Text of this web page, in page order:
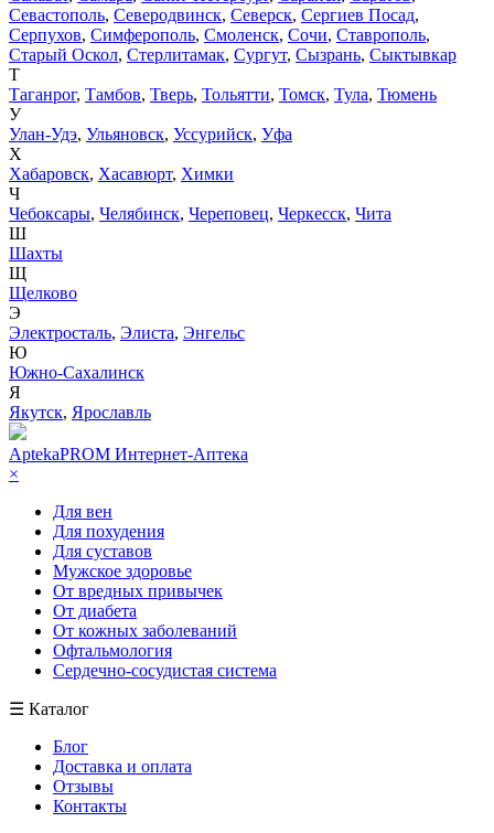
Севастополь, Северодвинск, Северск, Сергиев Посад,
Серпухов, Симферополь, Смоленск, Сочи, Ставрополь,
Старый Оскол, Стерлитамак, Сургут, Сызрань, Сыктывкар
Т
Таганрог, Тамбов, Тверь, Тольятти, Томск, Тула, Тюмень
У
Улан-Удэ, Ульяновск, Уссурийск, Уфа
Х
Хабаровск, Хасавюрт, Химки
Ч
Чебоксары, Челябинск, Череповец, Черкесск, Чита
Ш
Шахты
Щ
Щелково
Э
Электросталь, Элиста, Энгельс
Ю
Южно-Сахалинск
Я
Якутск, Ярославль
AptekaPROM Интернет-Аптека
×
Для вен
Для похудения
Для суставов
Мужское здоровье
От вредных привычек
От диабета
От кожных заболеваний
Офтальмология
Сердечно-сосудистая система
☰ Каталог
Блог
Доставка и оплата
Отзывы
Контакты